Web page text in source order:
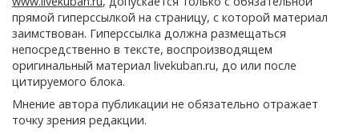
прямой гиперссылкой на страницу, с которой материал
заимствован. Гиперссылка должна размещаться
непосредственно в тексте, воспроизводящем
оригинальный материал livekuban.ru, до или после
цитируемого блока.
Мнение автора публикации не обязательно отражает
точку зрения редакции.